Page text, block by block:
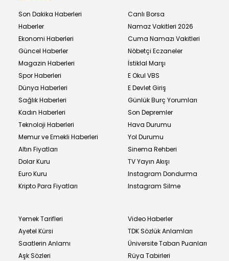
Son Dakika Haberleri
Haberler
Ekonomi Haberleri
Güncel Haberler
Magazin Haberleri
Spor Haberleri
Dünya Haberleri
Sağlık Haberleri
Kadın Haberleri
Teknoloji Haberleri
Memur ve Emekli Haberleri
Altın Fiyatları
Dolar Kuru
Euro Kuru
Kripto Para Fiyatları
Canlı Borsa
Namaz Vakitleri 2026
Cuma Namazı Vakitleri
Nöbetçi Eczaneler
İstiklal Marşı
E Okul VBS
E Devlet Giriş
Günlük Burç Yorumları
Son Depremler
Hava Durumu
Yol Durumu
Sinema Rehberi
TV Yayın Akışı
Instagram Dondurma
Instagram Silme
Yemek Tarifleri
Ayetel Kürsi
Saatlerin Anlamı
Aşk Sözleri
Video Haberler
TDK Sözlük Anlamları
Üniversite Taban Puanları
Rüya Tabirleri